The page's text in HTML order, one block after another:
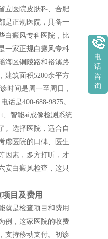
立医院皮肤科、合肥
是正规医院，具备一
白癜风专科医院，比
一家正规白癜风专科
海区铜陵路和裕溪路
建筑面积5200余平方
时间是周一至周日，
话是400-688-9875。
、智能ai成像检测系统
。选择医院，适合自
虑医院的口碑、医生
因素，多方打听，才
安白癜风检查，这只
目及费用
就是检查项目和费用
例，这家医院的收费
支持移动支付。初诊
电
话
咨
询